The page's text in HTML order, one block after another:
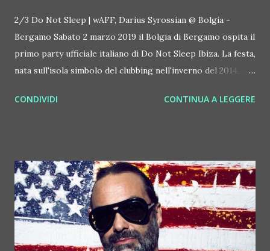
2/3 Do Not Sleep | wAFF, Darius Syrossian @ Bolgia -
Bergamo Sabato 2 marzo 2019 il Bolgia di Bergamo ospita il
primo party ufficiale italiano di Do Not Sleep Ibiza. La festa,
nata sull'isola simbolo del clubbing nell'inverno del 2014, da
cui Space, Sonar Festival, ADE Amsterdam Studios, Ministry
spesso pure agli eventi Circo Loco e pubblica la sua musica
su label come Drum Code e Cocoon. Darius Syrossian
invece è proprio tra i creatori di Do Not Sleep, il suo
universo musicale. Per ben 14 anni, fino al 2009, ha gestito
un negozio di dischi. Per questo forse non ama definire la
CONDIVIDI CONTINUA A LEGGERE